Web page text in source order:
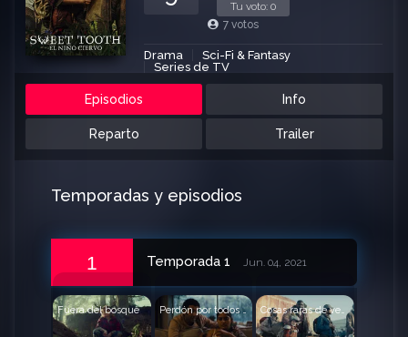
Tu voto: 0
7 votos
Drama
Sci-Fi & Fantasy
Series de TV
Episodios Info
Reparto Trailer
Temporadas y episodios
1 Temporada 1 Jun. 04, 2021
Fuera del bosque Perdón por todos los muertos Cosas raras de venado